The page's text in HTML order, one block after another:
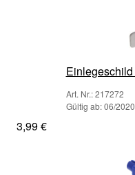
Einlegeschild
Art. Nr.: 217272
Gültig ab: 06/2020
3,99 €